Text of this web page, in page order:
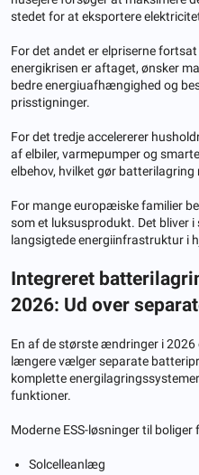
stedet for at eksportere
For det andet er elpriserne
energikrisen er aftaget, ønsker
bedre energiuafhængighed og
prisstigninger.
For det tredje accelererer
af elbiler, varmepumper og
elbehov, hvilket gør
For mange europæiske familier
som et luksusprodukt. Det bliver i
langsigtede energiinfrastruktur i
Integreret
2026: Ud over
En af de største ændringer i
længere vælger separate
komplette
funktioner.
Moderne ESS-løsninger til
Solcelleanlæg